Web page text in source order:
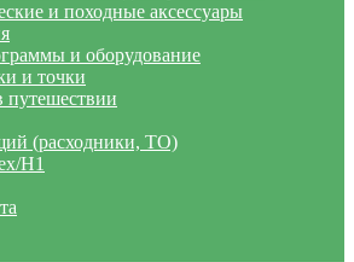
и походные аксессуары
и оборудование
и точки
путешествии
(расходники, ТО)
H1